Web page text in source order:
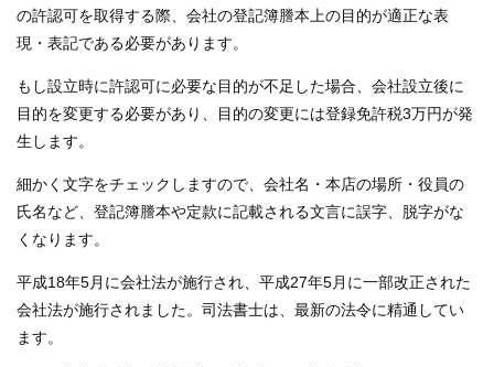
の許認可を取得する際、会社の登記簿謄本上の目的が適正な表
現・表記である必要があります。
もし設立時に許認可に必要な目的が不足した場合、会社設立後に
目的を変更する必要があり、目的の変更には登録免許税3万円が発
生します。
細かく文字をチェックしますので、会社名・本店の場所・役員の
氏名など、登記簿謄本や定款に記載される文言に誤字、脱字がな
くなります。
平成18年5月に会社法が施行され、平成27年5月に一部改正された
会社法が施行されました。司法書士は、最新の法令に精通してい
ます。